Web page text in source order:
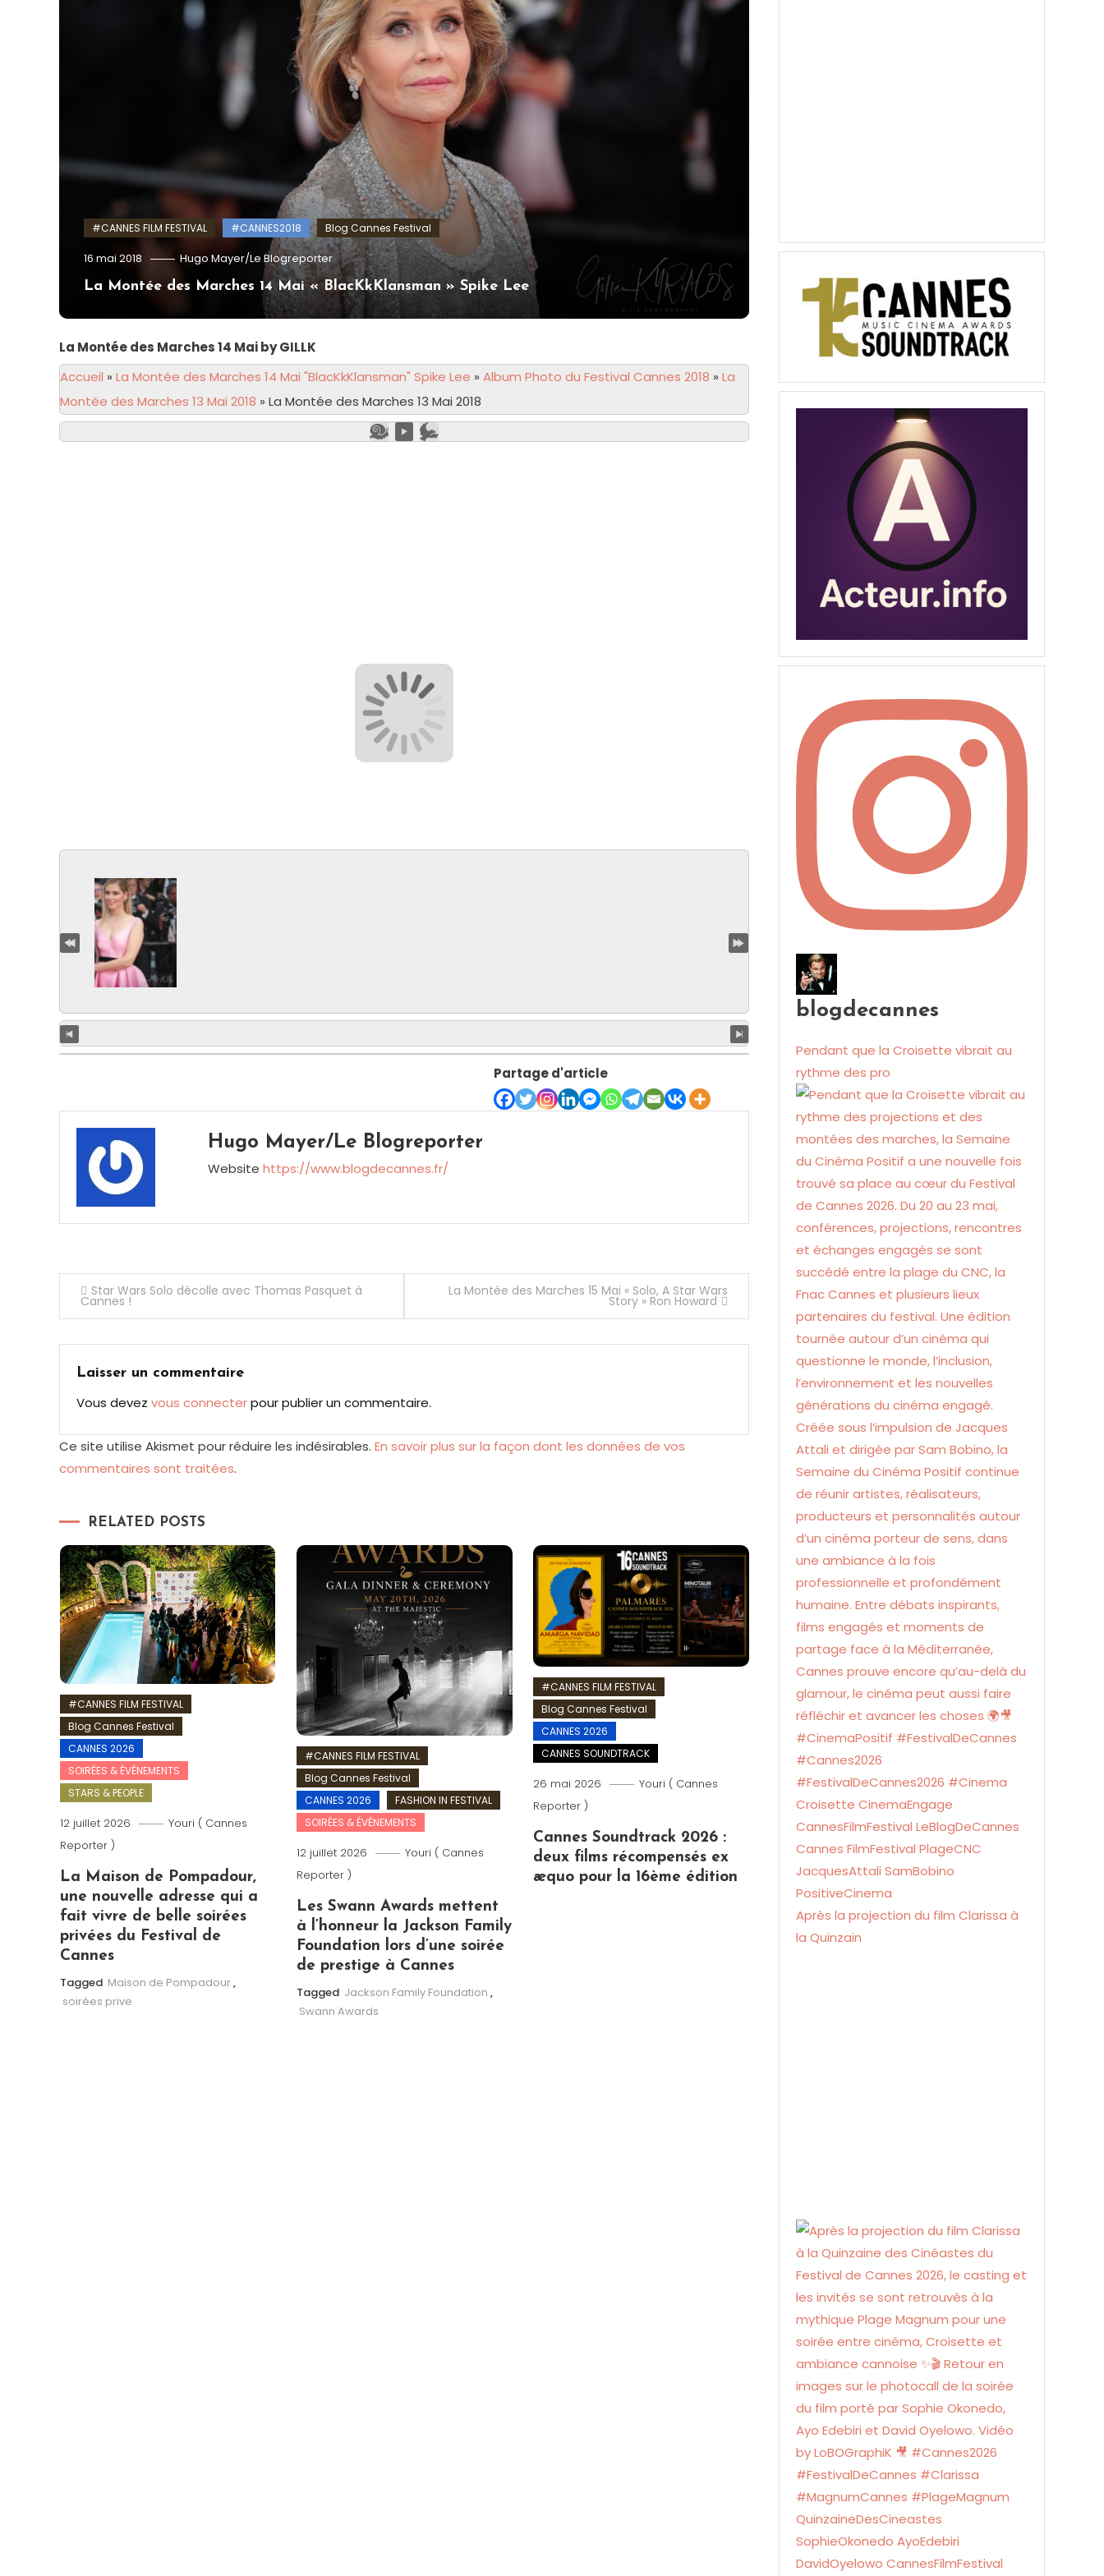
#CANNES FILM FESTIVAL #CANNES2018 Blog Cannes Festival
16 mai 2018
Hugo Mayer/Le Blogreporter
La Montée des Marches 14 Mai « BlacKkKlansman » Spike Lee
La Montée des Marches 14 Mai by GILLK
Accueil » La Montée des Marches 14 Mai "BlacKkKlansman" Spike Lee » Album Photo du Festival Cannes 2018 » La
Montée des Marches 13 Mai 2018 » La Montée des Marches 13 Mai 2018
Partage d'article
Hugo Mayer/Le Blogreporter
Website https://www.blogdecannes.fr/
Navigation
de
l’article
Star Wars Solo décolle avec Thomas Pasquet à
Cannes !
La Montée des Marches 15 Mai « Solo, A Star Wars
Story » Ron Howard
Laisser un commentaire
Vous devez vous connecterpour publier un commentaire.
Ce site utilise Akismet pour réduire les indésirables. En savoir plus sur la façon dont les données de vos
commentaires sont traitées.
RELATED POSTS
#CANNES FILM FESTIVAL
Blog Cannes Festival
CANNES 2026
SOIRÉES & ÉVÉNEMENTS
STARS & PEOPLE
12 juillet 2026
Youri ( Cannes
Reporter )
La Maison de Pompadour,
une nouvelle adresse qui a
fait vivre de belle soirées
privées du Festival de
Cannes
Tagged Maison de Pompadour,
soirées prive
#CANNES FILM FESTIVAL
Blog Cannes Festival
CANNES 2026
FASHION IN FESTIVAL
SOIRÉES & ÉVÉNEMENTS
12 juillet 2026
Youri ( Cannes
Reporter )
Les Swann Awards mettent
à l’honneur la Jackson Family
Foundation lors d’une soirée
de prestige à Cannes
Tagged Jackson Family Foundation ,
Swann Awards
#CANNES FILM FESTIVAL
Blog Cannes Festival
CANNES 2026
CANNES SOUNDTRACK
26 mai 2026
Youri ( Cannes
Reporter )
Cannes Soundtrack 2026 :
deux films récompensés ex
æquo pour la 16ème édition
blogdecannes
Pendant que la Croisette vibrait au
rythme des pro
Après la projection du film Clarissa à
la Quinzain